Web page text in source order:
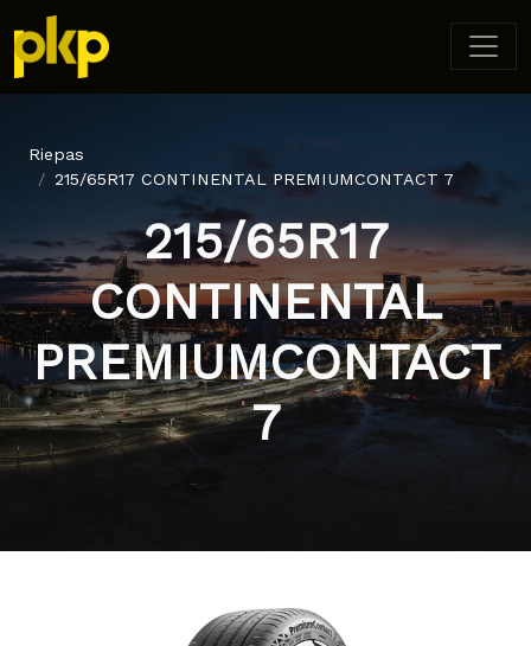
Riepas
215/65R17 CONTINENTAL PREMIUMCONTACT 7
215/65R17
CONTINENTAL
PREMIUMCONTACT
7